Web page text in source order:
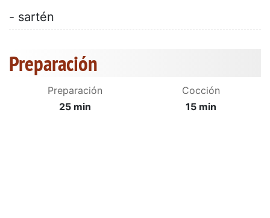
- sartén
Preparación
Preparación
25 min
Cocción
15 min